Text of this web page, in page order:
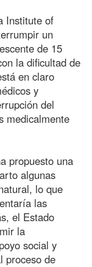
Institute of
un
de 15
la dificultad de
en claro
y
del
medicalmente
propuesto una
algunas
lo que
las
el Estado
la
social y
proceso de